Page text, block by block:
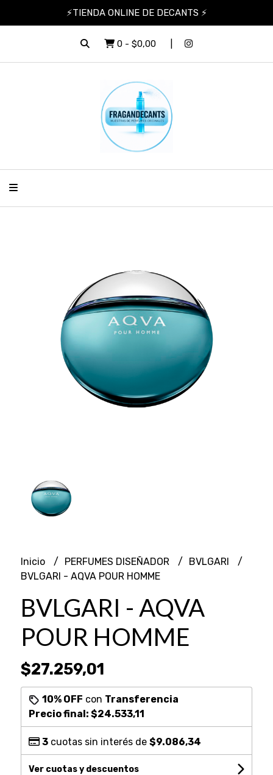
⚡TIENDA ONLINE DE DECANTS ⚡
0 - $0,00
Inicio PERFUMES DISEÑADOR
BVLGARI
BVLGARI - AQVA POUR HOMME
BVLGARI - AQVA
POUR HOMME
$27.259,01
10% OFF con Transferencia
Precio final: $24.533,11
3cuotas sin interés de $9.086,34
Ver cuotas y descuentos